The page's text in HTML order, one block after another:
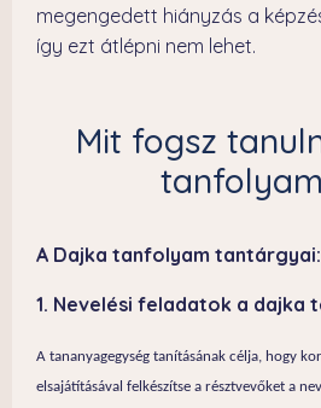
megengedett hiányzás a
így ezt átlépni nem lehet.
Mit fogsz
A Dajka tanfolyam tantárgyai:
1. Nevelési feladatok a dajka
A tananyagegység tanításának célja, hogy
elsajátításával felkészítse a résztvevőket a